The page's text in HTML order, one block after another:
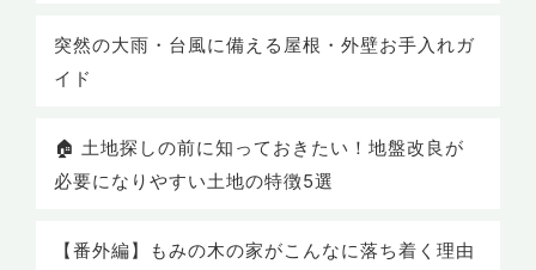
突然の大雨・台風に備える屋根・外壁お手入れガ
イド
🏠 土地探しの前に知っておきたい！地盤改良が
必要になりやすい土地の特徴5選
【番外編】もみの木の家がこんなに落ち着く理由